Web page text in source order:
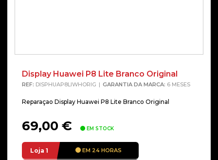
Display Huawei P8 Lite Branco Original
REF: DISPHUAP8LIWHORIG GARANTIA DA MARCA: 6 MESES
Reparaçao Display Huawei P8 Lite Branco Original
69,00 € EM STOCK
Loja 1 EM 24 HORAS